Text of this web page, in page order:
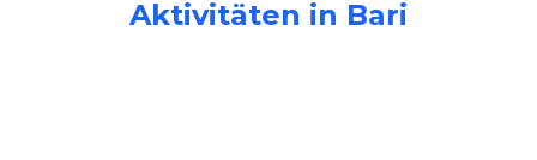
Aktivitäten in Bari